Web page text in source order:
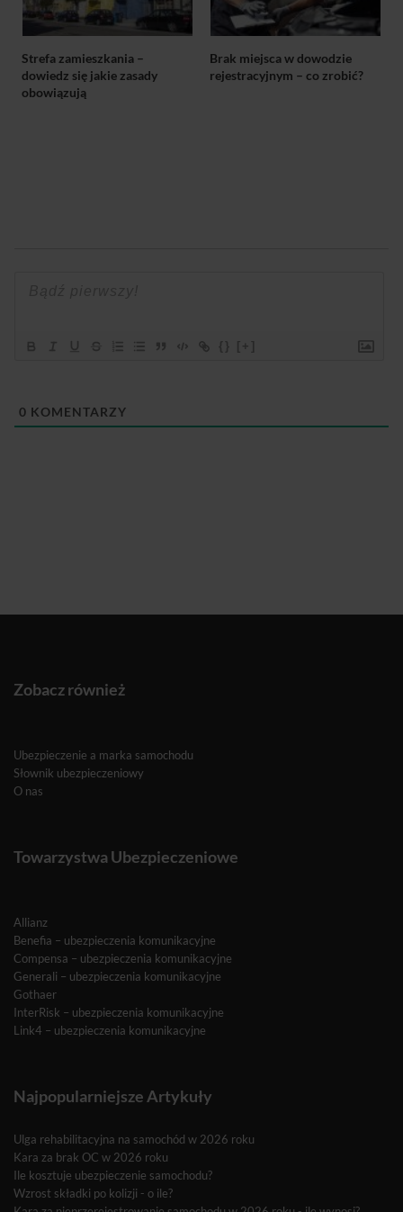
Strefa zamieszkania –
dowiedz się jakie zasady
obowiązują
Brak miejsca w dowodzie
rejestracyjnym – co zrobić?
{} [+]
0 KOMENTARZY
Zobacz również
Ubezpieczenie a marka samochodu
Słownik ubezpieczeniowy
O nas
Towarzystwa Ubezpieczeniowe
Allianz
Benefia – ubezpieczenia komunikacyjne
Compensa – ubezpieczenia komunikacyjne
Generali – ubezpieczenia komunikacyjne
Gothaer
InterRisk – ubezpieczenia komunikacyjne
Link4 – ubezpieczenia komunikacyjne
Najpopularniejsze Artykuły
Ulga rehabilitacyjna na samochód w 2026 roku
Kara za brak OC w 2026 roku
Ile kosztuje ubezpieczenie samochodu?
Wzrost składki po kolizji - o ile?